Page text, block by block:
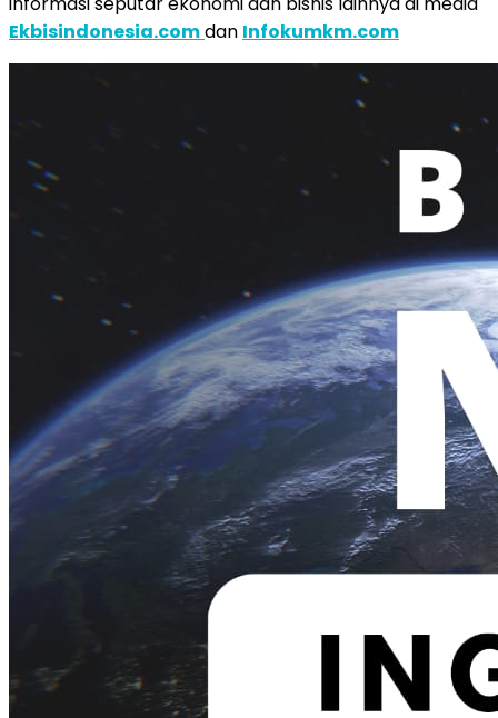
Ekbisindonesia.comdan Infokumkm.com